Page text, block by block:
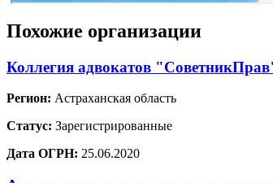
Похожие организации
Коллегия адвокатов
Регион: Астраханская область
Статус: Зарегистрированные
Дата ОГРН: 25.06.2020